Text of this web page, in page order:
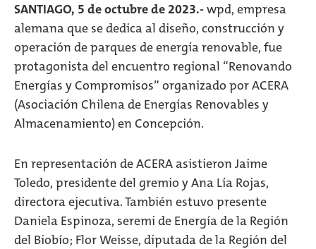
SANTIAGO, 5 de octubre de 2023.-wpd, empresa
alemana que se dedica al diseño, construcción y
operación de parques de energía renovable, fue
protagonista del encuentro regional “Renovando
Energías y Compromisos” organizado por ACERA
(Asociación Chilena de Energías Renovables y
Almacenamiento) en Concepción.
En representación de ACERA asistieron Jaime
Toledo, presidente del gremio y Ana Lía Rojas,
directora ejecutiva. También estuvo presente
Daniela Espinoza, seremi de Energía de la Región
del Biobío; Flor Weisse, diputada de la Región del